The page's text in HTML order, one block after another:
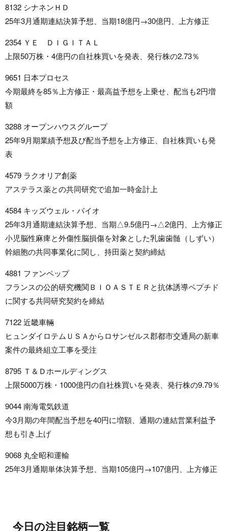
8132 シナネンＨＤ
25年3月通期連結決算予想、当期18億円→30億円、上方修正
2354 ＹＥ ＤＩＧＩＴＡＬ
上限50万株・4億円の自社株買いを発表、発行株の2.73％
9651 日本プロセス
今期最終を85％上方修正・最高益予想を上乗せ、配当も2円増
額
3288 オープンハウスグループ
25年9月期業績予想及び配当予想を上方修正、自社株買いも発
表
4579 ラクオリア創薬
アステラス薬との共同研究で追加一時金計上
4584 キッズウェル・バイオ
25年3月通期連結決算予想、当期△9.5億円→△2億円、上方修正
小児脳性麻痺と外傷性脳損傷を対象とした乳歯歯髄（しずい）
幹細胞の共同事業化に関し、持田薬と契約締結
4881 ファンペップ
フランスの公的研究機関ＢＩＯＡＳＴＥＲと抗体誘導ペプチド
に関する共同研究契約を締結
7122 近畿車輛
ヒュンダイロテムＵＳＡからロサンゼルス郡都市交通局の新車
案件の最終組立工事を受注
8795 Ｔ＆Ｄホールディングス
上限5000万株・1000億円の自社株買いを発表、発行株の9.79％
9044 南海電気鉄道
今3月期の年間配当予想を40円に増額、通期の連結営業利益予
想も引き上げ
9068 丸全昭和運輸
25年3月通期単体決算予想、当期105億円→107億円、上方修正
今日の注目銘柄一覧